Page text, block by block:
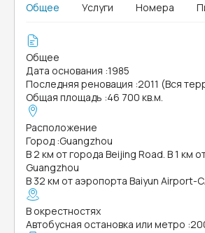
Общее Услуги Номера
Общее
Дата основания :1985
Последняя реновация :2011 (Вся
Общая площадь :46 700 кв.м.
Расположение
Город :Guangzhou
В 2 км от города Beijing Road. В 1 км
Guangzhou
В 32 км от аэропорта Baiyun Airport-
В окрестностях
Автобусная остановка или метро :